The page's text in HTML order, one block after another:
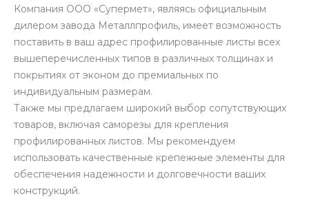
Компания ООО «Супермет», являясь официальным
дилером завода Металлпрофиль, имеет возможность
поставить в ваш адрес профилированные листы всех
вышеперечисленных типов в различных толщинах и
покрытиях от эконом до премиальных по
индивидуальным размерам.
Также мы предлагаем широкий выбор сопутствующих
товаров, включая саморезы для крепления
профилированных листов. Мы рекомендуем
использовать качественные крепежные элементы для
обеспечения надежности и долговечности ваших
конструкций.